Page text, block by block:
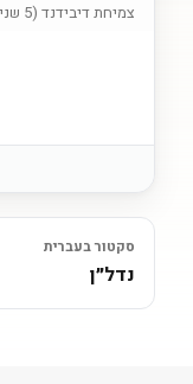
צמיחת דיבידנד (5 שנים)
סקטור בעברית
נדל״ן